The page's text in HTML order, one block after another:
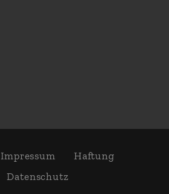
Impressum
Haftung
Daten­schutz